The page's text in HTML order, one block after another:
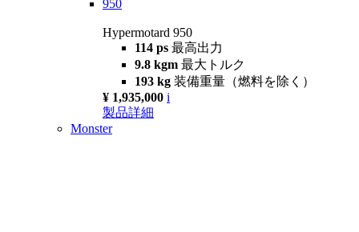
950
Hypermotard 950
114 ps 最高出力
9.8 kgm 最大トルク
193 kg 装備重量（燃料を除く）
¥ 1,935,000 i
製品詳細
Monster